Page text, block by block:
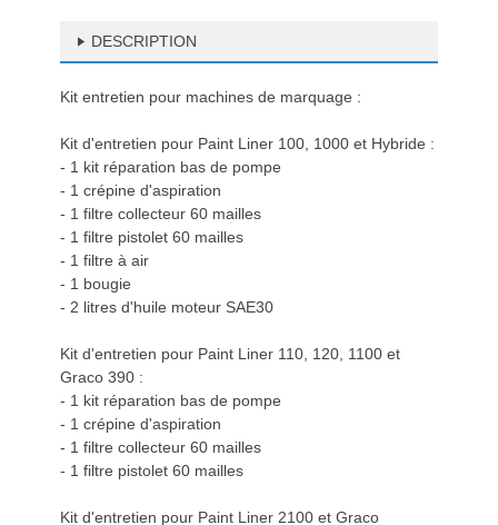
DESCRIPTION
Kit entretien pour machines de marquage :
Kit d'entretien pour Paint Liner 100, 1000 et Hybride :
- 1 kit réparation bas de pompe
- 1 crépine d'aspiration
- 1 filtre collecteur 60 mailles
- 1 filtre pistolet 60 mailles
- 1 filtre à air
- 1 bougie
- 2 litres d'huile moteur SAE30
Kit d'entretien pour Paint Liner 110, 120, 1100 et
Graco 390 :
- 1 kit réparation bas de pompe
- 1 crépine d'aspiration
- 1 filtre collecteur 60 mailles
- 1 filtre pistolet 60 mailles
Kit d'entretien pour Paint Liner 2100 et Graco